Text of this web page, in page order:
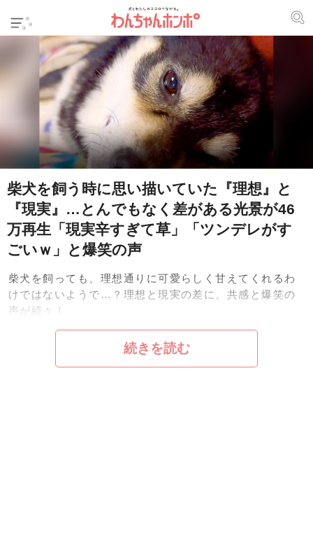
柴犬を飼う時に思い描いていた『理想』と
『現実』…とんでもなく差がある光景が46
万再生「現実辛すぎて草」「ツンデレがす
ごいｗ」と爆笑の声
柴犬を飼っても、理想通りに可愛らしく甘えてくれるわ
けではないようで…？理想と現実の差に、共感と爆笑の
声が続々！
続きを読む